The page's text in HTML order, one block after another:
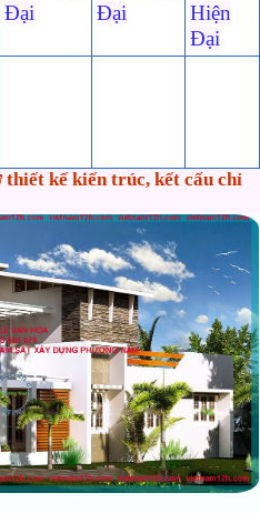
Đại
Đại
Hiện
Đại
kế kiến trúc, kết cấu chỉ